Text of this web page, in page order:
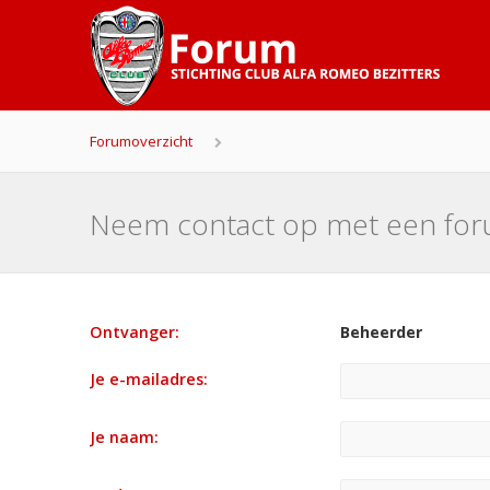
Forumoverzicht
Neem contact op met een
Ontvanger: Beheerder
Je e-mailadres:
Je naam: